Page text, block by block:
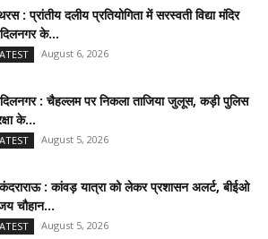
: प्रांतीय दलीय प्रतियोगिता में सरस्वती विद्या मंदिर
के...
August 6, 2026
: चैहल्लम पर निकला ताजिया जुलूस, कड़ी पुलिस
के...
August 5, 2026
: कांवड़ यात्रा को लेकर प्रशासन अलर्ट, बीईओ
चौहान...
August 5, 2026